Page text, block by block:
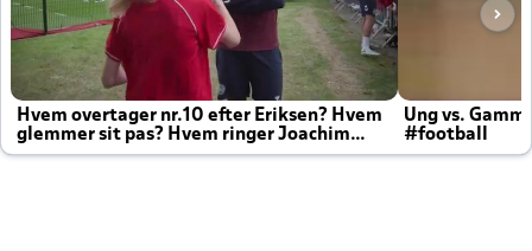
Hvem overtager nr.10 efter Eriksen? Hvem
glemmer sit pas? Hvem ringer Joachim
altid til efter kampe?
Ung vs.
#football